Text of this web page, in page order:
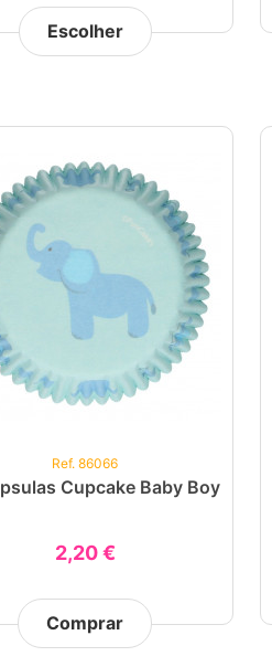
Escolher
Ref. 86066
Cupcake Baby Boy
2,20 €
Comprar